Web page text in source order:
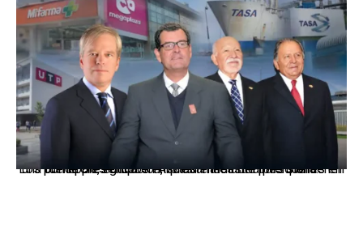
Los principales grupos empresariales del país mantienen una fuerte presencia en Áncash mediante inversiones en comercio, educación, salud e industria pesquera.